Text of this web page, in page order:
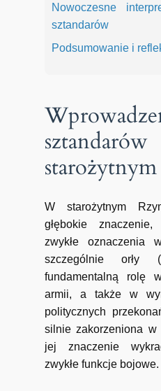
Nowoczesne
sztandarów
Podsumowanie i
W starożytnym
głębokie
zwykłe oznaczenia
szczególnie orły
fundamentalną rolę
armii, a także w
politycznych
silnie zakorzeniona
jej znaczenie
zwykłe funkcje bojowe.